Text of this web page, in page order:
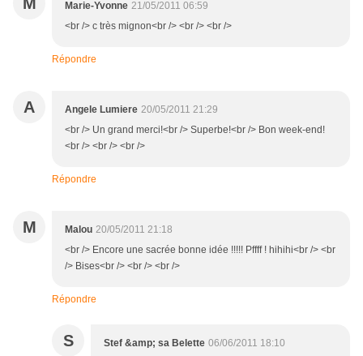
Marie-Yvonne 21/05/2011 06:59
<br /> c très mignon<br /> <br /> <br />
Répondre
A Angele Lumiere 20/05/2011 21:29
<br /> Un grand merci!<br /> Superbe!<br /> Bon week-end!
<br /> <br /> <br />
Répondre
M Malou 20/05/2011 21:18
<br /> Encore une sacrée bonne idée !!!!! Pffff ! hihihi<br /> <br
/> Bises<br /> <br /> <br />
Répondre
S Stef &amp; sa Belette 06/06/2011 18:10